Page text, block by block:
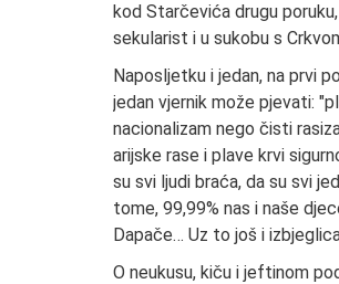
kod Starčevića drugu
sekularist i u sukobu s
Naposljetku i jedan, na prvi
jedan vjernik može pjevati:
nacionalizam nego čisti
arijske rase i plave krvi
su svi ljudi braća, da su svi
tome, 99,99% nas i naše
Dapače… Uz to još i
O neukusu, kiču i jeftinom